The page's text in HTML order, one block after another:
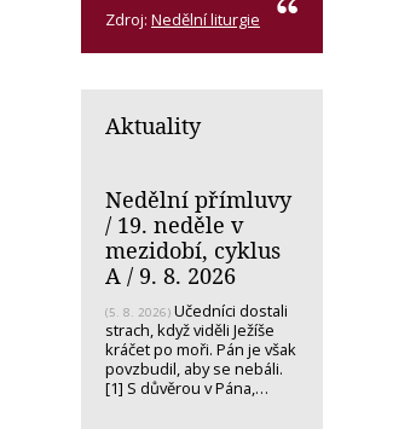
Zdroj: Nedělní liturgie
Aktuality
Nedělní přímluvy
/ 19. neděle v
mezidobí, cyklus
A / 9. 8. 2026
(5. 8. 2026) Učedníci dostali
strach, když viděli Ježíše
kráčet po moři. Pán je však
povzbudil, aby se nebáli.
[1] S důvěrou v Pána,…